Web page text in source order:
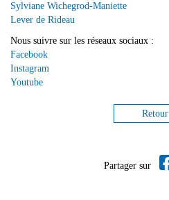
Sylviane Wichegrod-Maniette
Lever de Rideau
Nous suivre sur les réseaux sociaux :
Facebook
Instagram
Youtube
Retour
Partager sur